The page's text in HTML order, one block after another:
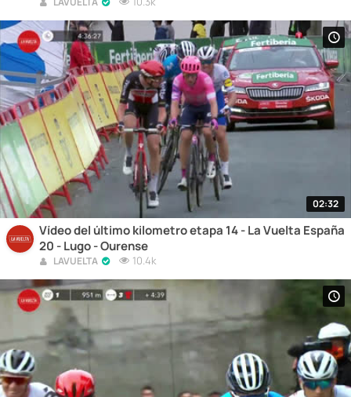
02:32
Vídeo del último kilometro etapa 14 - La Vuelta España
20 - Lugo - Ourense
LAVUELTA 10.4k